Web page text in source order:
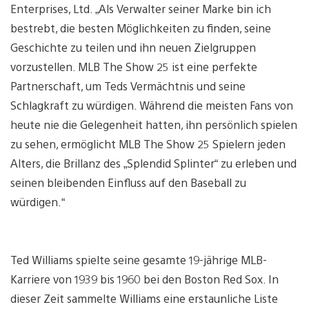
Enterprises, Ltd. „Als Verwalter seiner Marke bin ich
bestrebt, die besten Möglichkeiten zu finden, seine
Geschichte zu teilen und ihn neuen Zielgruppen
vorzustellen. MLB The Show 25 ist eine perfekte
Partnerschaft, um Teds Vermächtnis und seine
Schlagkraft zu würdigen. Während die meisten Fans von
heute nie die Gelegenheit hatten, ihn persönlich spielen
zu sehen, ermöglicht MLB The Show 25 Spielern jeden
Alters, die Brillanz des „Splendid Splinter“ zu erleben und
seinen bleibenden Einfluss auf den Baseball zu
würdigen.“
Ted Williams spielte seine gesamte 19-jährige MLB-
Karriere von 1939 bis 1960 bei den Boston Red Sox. In
dieser Zeit sammelte Williams eine erstaunliche Liste